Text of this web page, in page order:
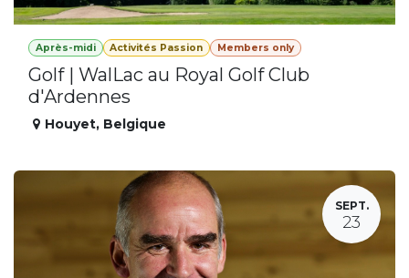
Après-midi Activités Passion Members only
Golf | WalLac au Royal Golf Club
d'Ardennes
Houyet, Belgique
SEPT.
23